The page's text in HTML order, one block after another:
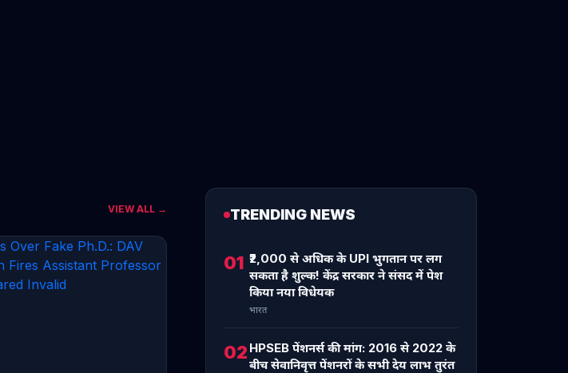
VIEW ALL → TRENDING NEWS
01 ₹2,000 से अधिक के UPI भुगतान पर लग
सकता है शुल्क! केंद्र सरकार ने संसद में पेश
किया नया विधेयक
भारत
02 HPSEB पेंशनर्स की मांग: 2016 से 2022 के
बीच सेवानिवृत्त पेंशनरों के सभी देय लाभ तुरंत